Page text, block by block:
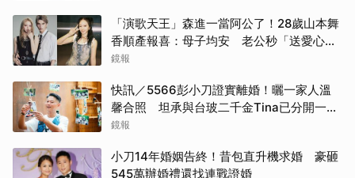
「演歌天王」森進一當阿公了！28歲山本舞
香順產報喜：母子均安 老公秒「送愛心」
閃炸
鏡報
快訊／5566彭小刀證實離婚！曬一家人溫
馨合照 坦承與台玻二千金Tina已分開一段
時間
鏡報
小刀14年婚姻告終！昔包直升機求婚 豪砸
545萬辦婚禮還找連戰證婚